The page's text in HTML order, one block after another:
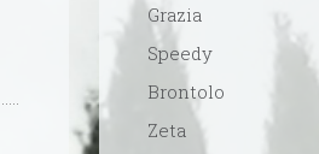
Grazia
Speedy
Brontolo
Zeta